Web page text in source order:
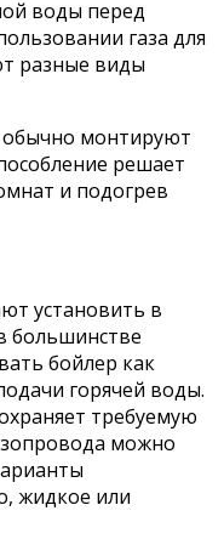
воды перед
газа для
разные виды
монтируют
решает
и подогрев
установить в
большинстве
бойлер как
горячей воды.
требуемую
можно
жидкое или